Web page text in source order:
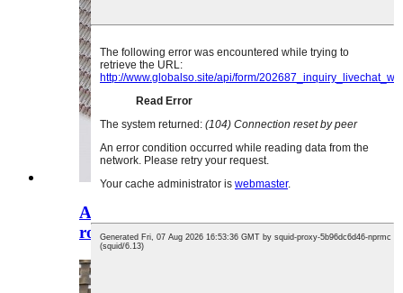
Arhitektuurne kootud traatvõrk
roostevabast terasest M...